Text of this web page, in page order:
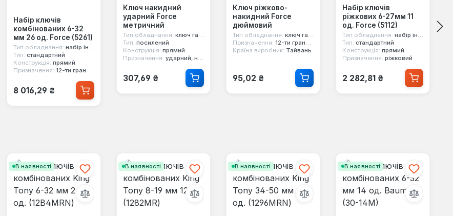
Набір ключів
комбінованих 6-32
мм 26 од. Force (5261)
Тип обладнання: набір інструментів
Тип: стандартний
Конструкція: прямий
Призначення: 12-ти гранний, комбінований, двосторонній
Звичайна ціна:
8 016,29 ₴
Ключ накидний
ударний Force
метричний
Тип обладнання: ключ гайковий
Тип: посилений
Конструкція: прямий
Призначення: ударний, накидний, односторонній, 12-ти гранний
Звичайна ціна:
307,69 ₴
Ключ ріжково-
накидний Force
дюймовий
Тип обладнання: ключ гайковий
Призначення: 12-ти гранний, комбінований, двосторонній
Країна виробник: Тайвань
Звичайна ціна:
95,02 ₴
Набір ключів
ріжкових 6-27мм 11
од. Force (5112)
Тип обладнання: набір інструментів
Тип: стандартний
Конструкція: прямий
Призначення: ріжковий
Звичайна ціна:
2 282,81 ₴
В наявності В наявності В наявності В наявності